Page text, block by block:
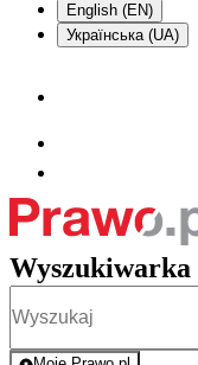
English (EN)
Українська (UA)
Wyszukiwarka